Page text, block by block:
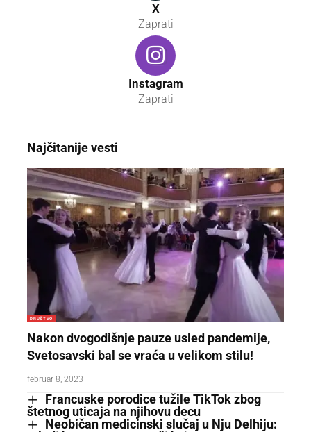
X
Zaprati
Instagram
Zaprati
Najčitanije vesti
DRUŠTVO
Nakon dvogodišnje pauze usled pandemije,
Svetosavski bal se vraća u velikom stilu!
februar 8, 2023
Francuske porodice tužile TikTok zbog
štetnog uticaja na njihovu decu
Neobičan medicinski slučaj u Nju Delhiju: